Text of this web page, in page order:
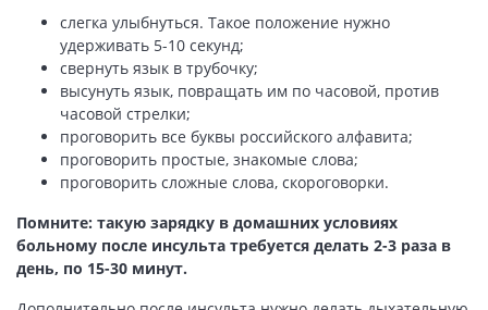
слегка улыбнуться. Такое положение нужно
удерживать 5-10 секунд;
свернуть язык в трубочку;
высунуть язык, повращать им по часовой, против
часовой стрелки;
проговорить все буквы российского алфавита;
проговорить простые, знакомые слова;
проговорить сложные слова, скороговорки.
Помните: такую зарядку в домашних условиях
больному после инсульта требуется делать 2-3 раза в
день, по 15-30 минут.